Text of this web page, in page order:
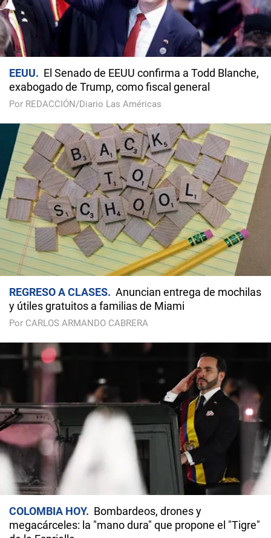
EEUU
El Senado de EEUU confirma a Todd Blanche,
exabogado de Trump, como fiscal general
Por REDACCIÓN/Diario Las Américas
REGRESO A CLASES
Anuncian entrega de mochilas
y útiles gratuitos a familias de Miami
Por CARLOS ARMANDO CABRERA
COLOMBIA HOY
Bombardeos, drones y
megacárceles: la "mano dura" que propone el "Tigre"